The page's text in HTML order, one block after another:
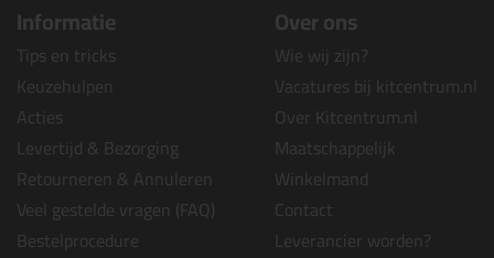
Informatie
Tips en tricks
Keuzehulpen
Acties
Levertijd & Bezorging
Retourneren & Annuleren
Veel gestelde vragen (FAQ)
Bestelprocedure
Over ons
Wie wij zijn?
Vacatures bij kitcentrum.nl
Over Kitcentrum.nl
Maatschappelijk
Winkelmand
Contact
Leverancier worden?